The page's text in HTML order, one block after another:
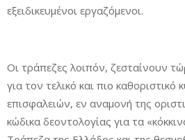
εξειδικευμένοι εργαζόμενοι.
Οι τράπεζες λοιπόν, ζεσταίνουν
για τον τελικό και πιο καθοριστικό
επισφαλειών, εν αναμονή της
κώδικα δεοντολογίας για τα